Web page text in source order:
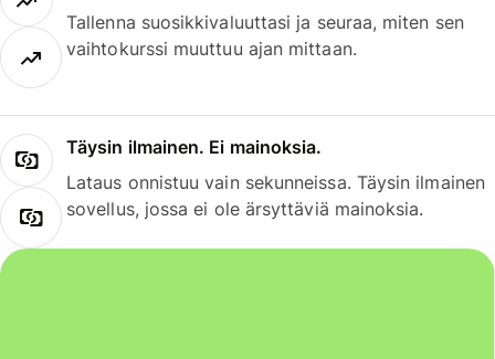
Tallenna suosikkivaluuttasi ja seuraa, miten sen
vaihtokurssi muuttuu ajan mittaan.
Täysin ilmainen. Ei mainoksia.
Lataus onnistuu vain sekunneissa. Täysin ilmainen
sovellus, jossa ei ole ärsyttäviä mainoksia.